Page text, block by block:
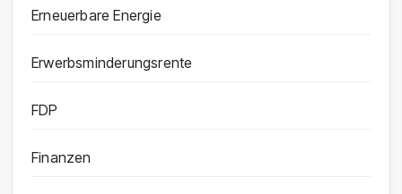
Erneuerbare Energie
Erwerbsminderungsrente
FDP
Finanzen